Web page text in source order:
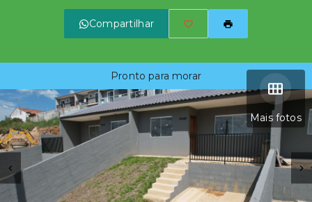
Compartilhar
Mais fotos
Pronto para morar